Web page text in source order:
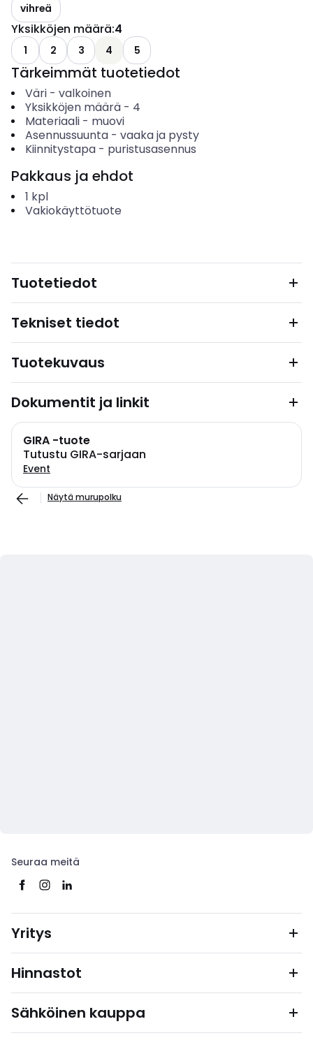
vihreä
Yksikköjen määrä:4
1 2 3 4 5
Tärkeimmät tuotetiedot
Väri- valkoinen
Yksikköjen määrä- 4
Materiaali- muovi
Asennussuunta- vaaka ja pysty
Kiinnitystapa- puristusasennus
Pakkaus ja ehdot
1 kpl
Vakiokäyttötuote
Tuotetiedot
Tekniset tiedot
Tuotekuvaus
Dokumentit ja linkit
GIRA -tuote
Tutustu GIRA-sarjaan
Event
Näytä murupolku
Seuraa meitä
Yritys
Hinnastot
Sähköinen kauppa